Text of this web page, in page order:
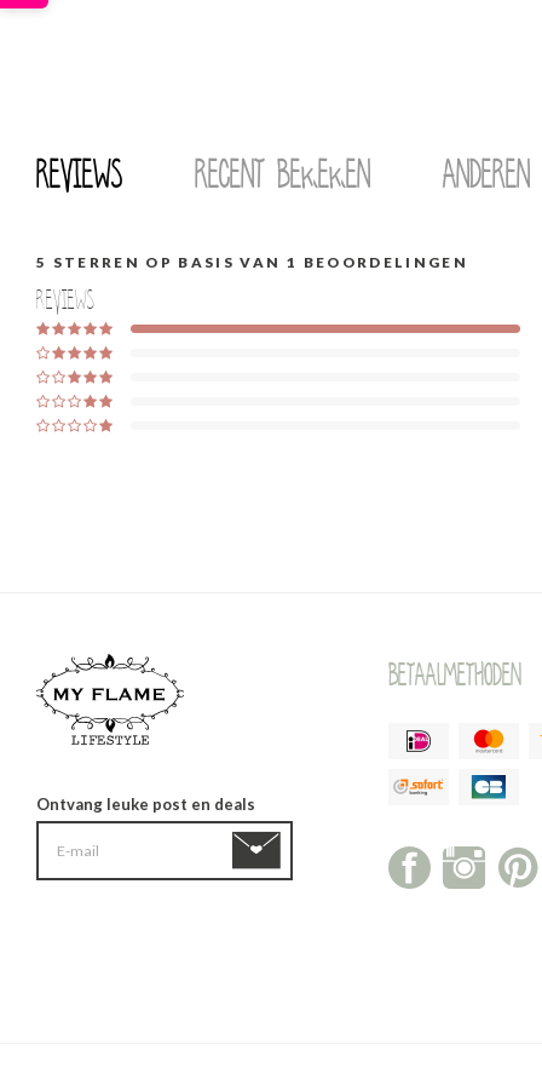
Reviews Recent bekeken
5 STERREN OP BASIS VAN 1 BEOORDELINGEN
Reviews
Ontvang leuke post en deals
Betaalmethoden